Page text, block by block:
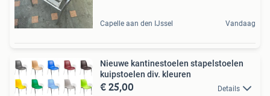
Capelle aan den IJssel Vandaag
Nieuwe kantinestoelen stapelstoelen
kuipstoelen div. kleuren
€ 25,00 Details